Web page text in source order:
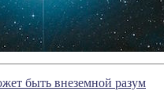
быть внеземной разум